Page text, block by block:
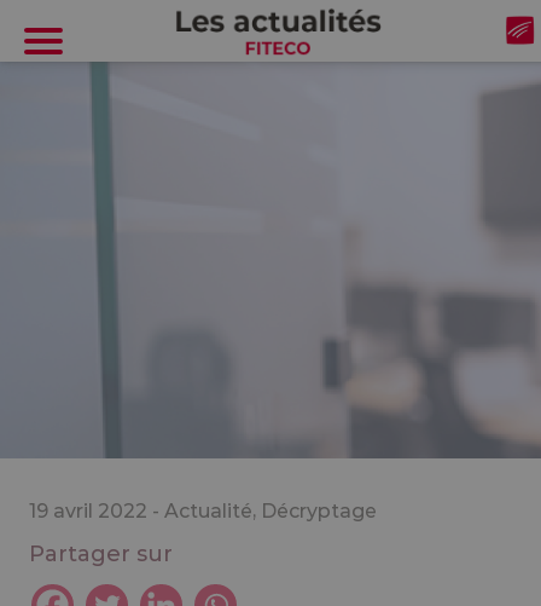
19 avril 2022 - Actualité, Décryptage
Partager sur
Cookies management panel